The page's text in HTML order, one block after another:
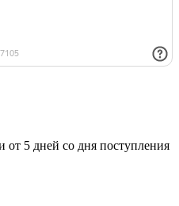
от 5 дней со дня поступления